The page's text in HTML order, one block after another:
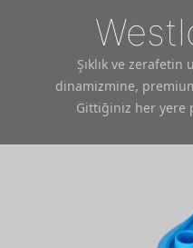
Şıklık ve zerafetin
dinamizmine,
Gittiğiniz her yere